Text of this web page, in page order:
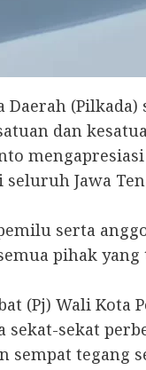
Daerah
dan
seluruh Jawa
serta
pihak
(Pj) Wali
sekat-sekat
tegang